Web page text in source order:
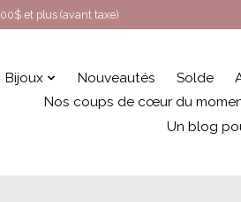
et plus (avant taxe)
Bijoux Nouveautés Solde
Nos coups de cœur du
Un blog